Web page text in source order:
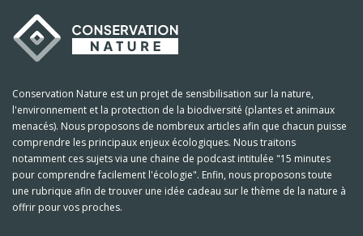
Conservation Nature est un projet de sensibilisation sur la nature,
l'environnement et la protection de la biodiversité (plantes et animaux
menacés). Nous proposons de nombreux articles afin que chacun puisse
comprendre les principaux enjeux écologiques. Nous traitons
notamment ces sujets via une chaine de podcast intitulée "15 minutes
pour comprendre facilement l'écologie". Enfin, nous proposons toute
une rubrique afin de trouver une idée cadeau sur le thème de la nature à
offrir pour vos proches.